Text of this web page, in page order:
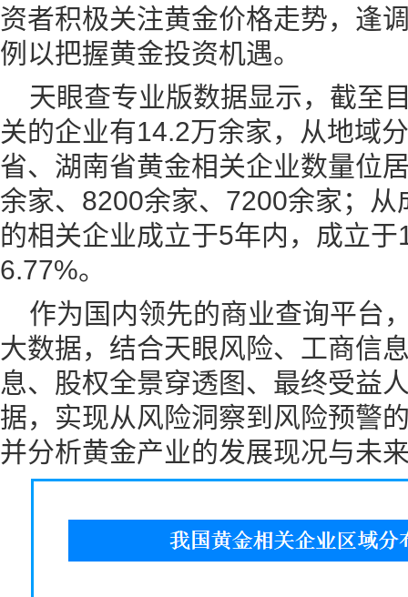
资者积极关注黄金价格走势，逢
例以把握黄金投资机遇。
天眼查专业版数据显示，截至
关的企业有14.2万余家，从地域
省、湖南省黄金相关企业数量位
余家、8200余家、7200余家；
的相关企业成立于5年内，成立
6.77%。
作为国内领先的商业查询平台
大数据，结合天眼风险、工商信
息、股权全景穿透图、最终受益
据，实现从风险洞察到风险预警
并分析黄金产业的发展现况与未